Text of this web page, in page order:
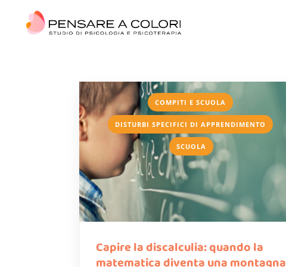
COMPITI E SCUOLA ,
DISTURBI SPECIFICI DI APPRENDIMENTO ,
SCUOLA
Capire la discalculia: quando la
matematica diventa una montagna